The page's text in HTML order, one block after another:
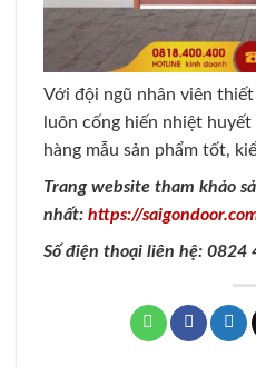
Với đội ngũ nhân viên thiết
luôn cống hiến nhiệt
hàng mẫu sản phẩm tốt,
Trang website tham khảo
nhất: https://
Số điện thoại liên hệ: 0824